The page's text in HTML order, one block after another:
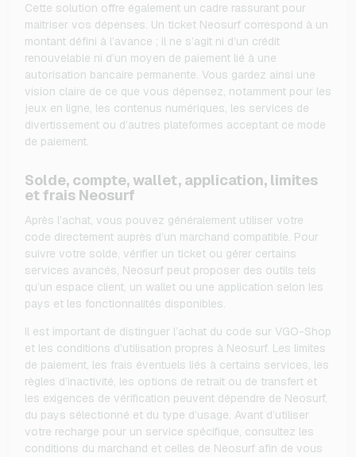
Cette solution offre également un cadre rassurant pour
maîtriser vos dépenses. Un ticket Neosurf correspond à un
montant défini à l’avance ; il ne s’agit ni d’un crédit
renouvelable ni d’un moyen de paiement lié à une
autorisation bancaire permanente. Vous gardez ainsi une
vision claire de ce que vous dépensez, notamment pour les
jeux en ligne, les contenus numériques, les services de
divertissement ou d’autres plateformes acceptant ce mode
de paiement.
Solde, compte, wallet, application, limites
et frais Neosurf
Après l’achat, vous pouvez généralement utiliser votre
code directement auprès d’un marchand compatible. Pour
suivre votre solde, vérifier un ticket ou gérer certains
services avancés, Neosurf peut proposer des outils tels
qu’un espace client, un wallet ou une application selon les
pays et les fonctionnalités disponibles.
Il est important de distinguer l’achat du code sur VGO-Shop
et les conditions d’utilisation propres à Neosurf. Les limites
de paiement, les frais éventuels liés à certains services, les
règles d’inactivité, les options de retrait ou de transfert et
les exigences de vérification peuvent dépendre de Neosurf,
du pays sélectionné et du type d’usage. Avant d’utiliser
votre recharge pour un service spécifique, consultez les
conditions du marchand et celles de Neosurf afin de vous